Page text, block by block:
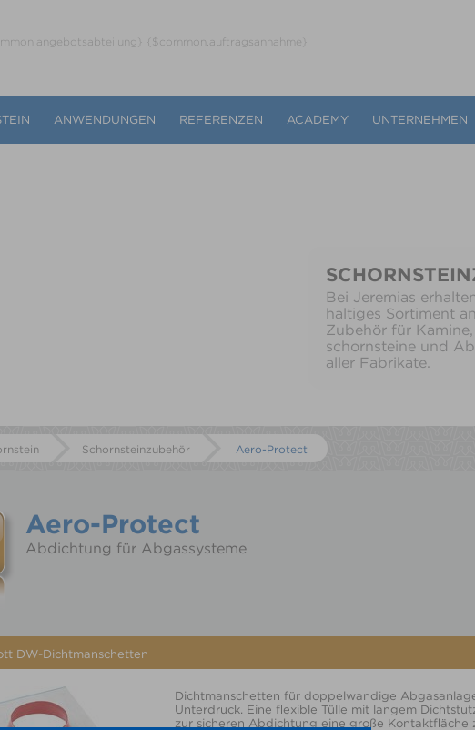
{$common.auftragsannahme}
ANWENDUNGEN REFERENZEN ACADEMY UNTERNEHMEN
Bei Jeremias
haltiges Sortiment
Zubehör für
schornsteine und
aller Fabrikate.
Schornsteinzubehör Aero-Protect
Aero-Protect
Abdichtung für Abgassysteme
DW-Dichtmanschetten
Dichtmanschetten für doppelwandige
Unterdruck. Eine flexible Tülle mit langem
zur sicheren Abdichtung eine große Kontaktfläche